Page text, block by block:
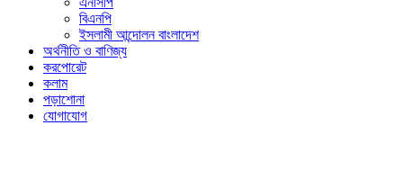
বিএনপি
ইসলামী আন্দোলন বাংলাদেশ
অর্থনীতি ও বাণিজ্য
করপোরেট
কলাম
পড়াশোনা
যোগাযোগ